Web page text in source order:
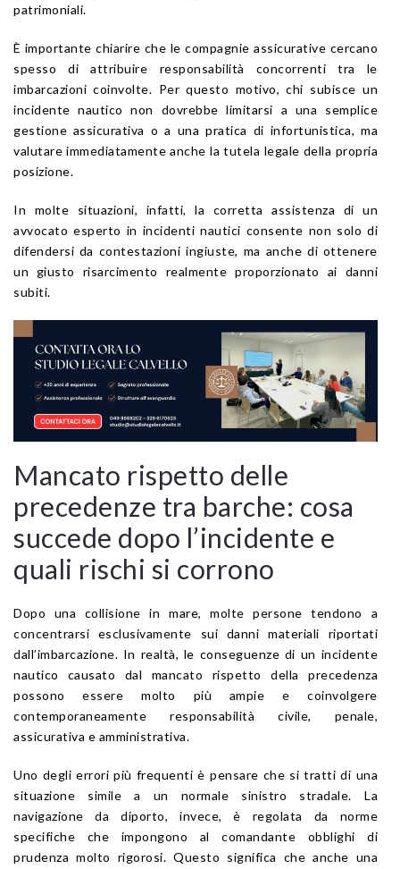
patrimoniali.
È importante chiarire che le compagnie assicurative cercano
spesso di attribuire responsabilità concorrenti tra le
imbarcazioni coinvolte. Per questo motivo, chi subisce un
incidente nautico non dovrebbe limitarsi a una semplice
gestione assicurativa o a una pratica di infortunistica, ma
valutare immediatamente anche la tutela legale della propria
posizione.
In molte situazioni, infatti, la corretta assistenza di un
avvocato esperto in incidenti nautici consente non solo di
difendersi da contestazioni ingiuste, ma anche di ottenere
un giusto risarcimento realmente proporzionato ai danni
subiti.
Mancato rispetto delle
precedenze tra barche: cosa
succede dopo l’incidente e
quali rischi si corrono
Dopo una collisione in mare, molte persone tendono a
concentrarsi esclusivamente sui danni materiali riportati
dall’imbarcazione. In realtà, le conseguenze di un incidente
nautico causato dal mancato rispetto della precedenza
possono essere molto più ampie e coinvolgere
contemporaneamente responsabilità civile, penale,
assicurativa e amministrativa.
Uno degli errori più frequenti è pensare che si tratti di una
situazione simile a un normale sinistro stradale. La
navigazione da diporto, invece, è regolata da norme
specifiche che impongono al comandante obblighi di
prudenza molto rigorosi. Questo significa che anche una